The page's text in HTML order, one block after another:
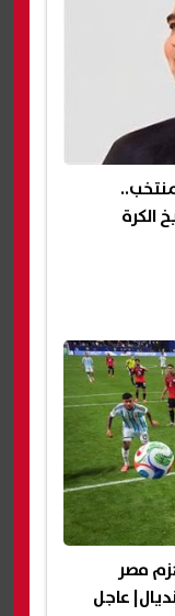
الكرة
مصر
عاجل